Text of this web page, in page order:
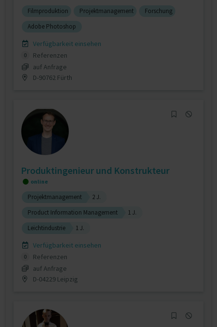
Filmproduktion Projektmanagement
Forschung
Adobe Photoshop
Verfügbarkeit einsehen
0
Referenzen
auf Anfrage
D-90762 Fürth
Produktingenieur und Konstrukteur
online
Projektmanagement
2 J.
Product Information Management
1 J.
Leichtindustrie
1 J.
Verfügbarkeit einsehen
0
Referenzen
auf Anfrage
D-04229 Leipzig